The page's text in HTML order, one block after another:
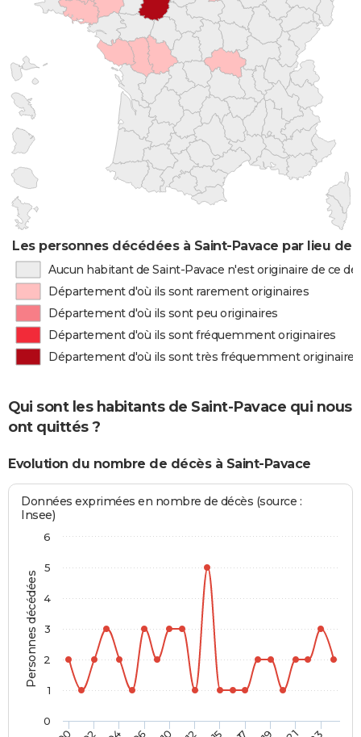
Les personnes décédées à Saint-Pavace par lieu de
Aucun habitant de Saint-Pavace n'est originaire de ce
Département d'où ils sont rarement originaires
Département d'où ils sont peu originaires
Département d'où ils sont fréquemment originaires
Département d'où ils sont très fréquemment originaires
Qui sont les habitants de Saint-Pavace qui nous
ont quittés ?
Evolution du nombre de décès à Saint-Pavace
Personnes décédées
Données exprimées en nombre de décès (source :
Insee)
0
1
2
3
4
5
6